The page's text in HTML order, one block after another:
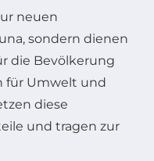
neuen
sondern dienen
die Bevölkerung
für Umwelt und
diese
und tragen zur